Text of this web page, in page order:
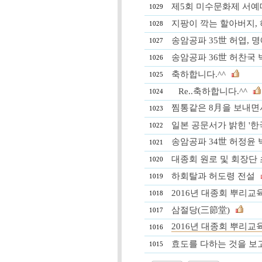
1029 제5회 미수문화제 서
1028 지팡이 깍는 할아버지,
1027 송암공파 35世 허엽,
1026 송암공파 36世 허찬국
1025 축하합니다.^^
1024 Re..축하합니다.^^
1023 찜통같은 8月을 보내면
1022 일본 공문서가 밝힌 '
1021 송암공파 34世 허정윤
1020 대종회 원로 및 회장단
1019 하회탈과 허도령 전설
1018 2016년 대종회 뿌리교
1017 삼절당(三節堂)
1016 2016년 대종회 뿌리교
1015 효도를 다하는 것을 보